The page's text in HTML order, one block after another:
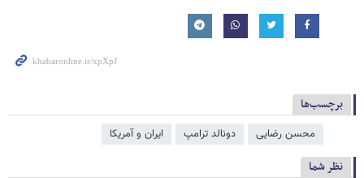
برچسب‌ها
محسن رضایی دونالد ترامپ ایران و آمریکا
نظر شما